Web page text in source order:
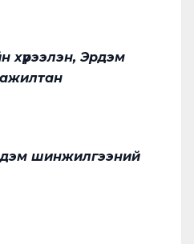
Эрдэм
шинжилгээний